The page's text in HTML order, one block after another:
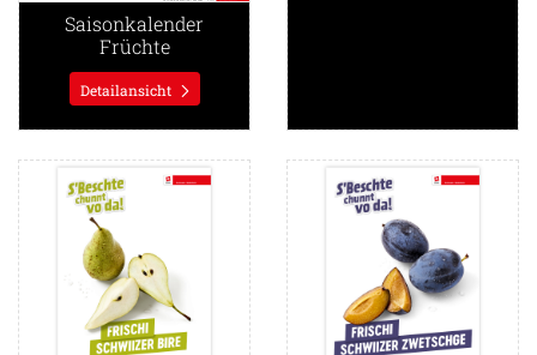
Saisonkalender
Früchte
Detailansicht
Detailansicht Frischi Schwiizer BireDetailansicht Frischi